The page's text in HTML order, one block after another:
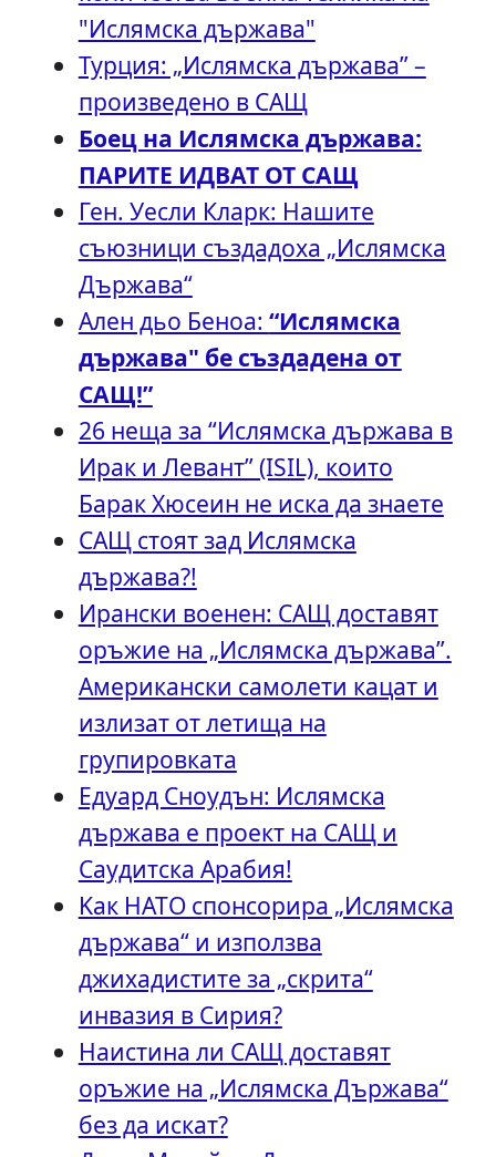
"Ислямска държава"
Турция: „Ислямска държава” –
произведено в САЩ
Боец на Ислямска държава:
ПАРИТЕ ИДВАТ ОТ САЩ
Ген. Уесли Кларк: Нашите
съюзници създадоха „Ислямска
Държава“
Ален дьо Беноа: “Ислямска
държава" бе създадена от
САЩ!”
26 неща за “Ислямска държава в
Ирак и Левант” (ISIL), които
Барак Хюсеин не иска да знаете
САЩ стоят зад Ислямска
държава?!
Ирански военен: САЩ доставят
оръжие на „Ислямска държава”.
Американски самолети кацат и
излизат от летища на
групировката
Едуард Сноудън: Ислямска
държава е проект на САЩ и
Саудитска Арабия!
Kак НАТО спонсорира „Ислямска
държава“ и използва
джихадистите за „скрита“
инвазия в Сирия?
Наистина ли САЩ доставят
оръжие на „Ислямска Държава“
без да искат?